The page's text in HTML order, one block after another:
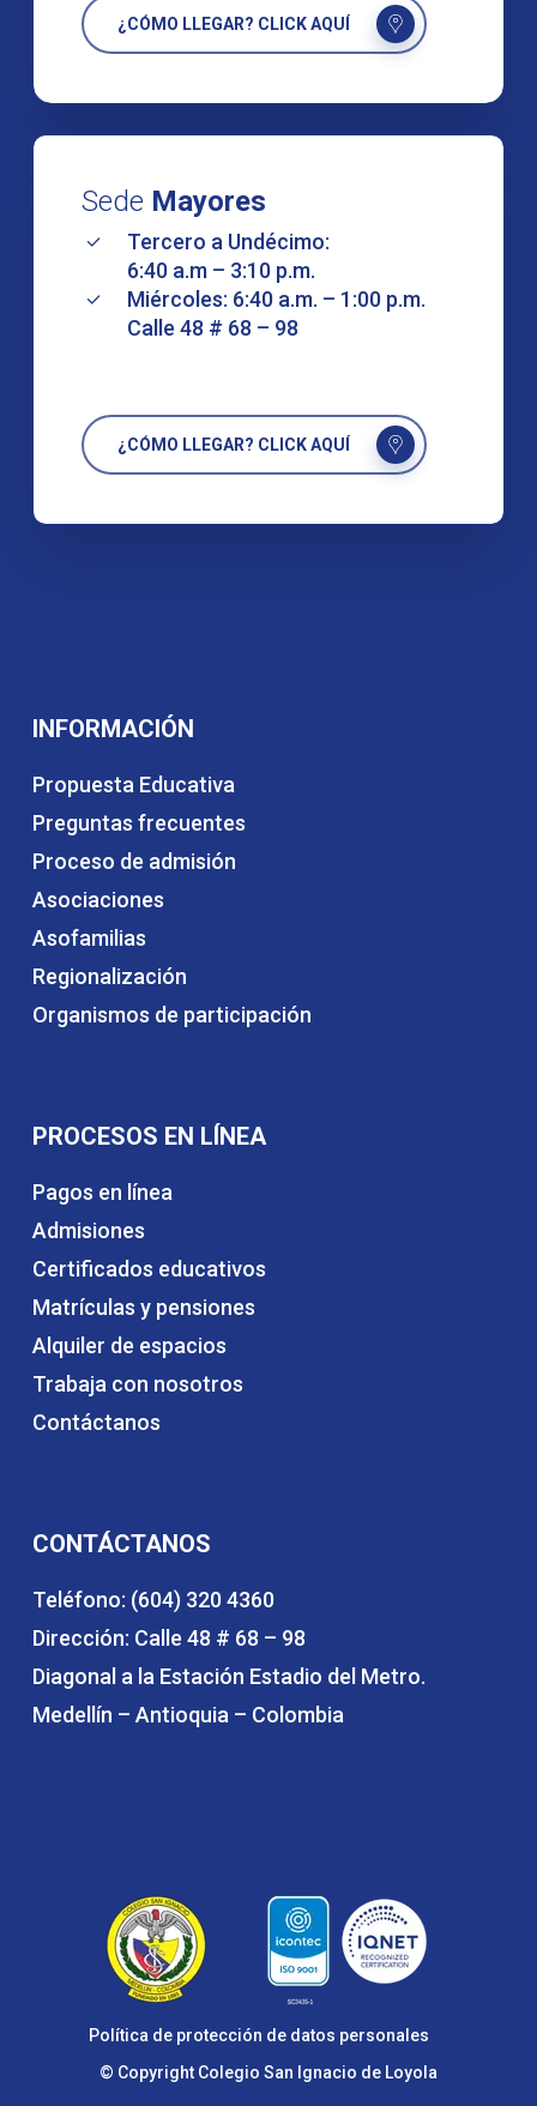
¿CÓMO LLEGAR? CLICK AQUÍ
Sede Mayores
Tercero a Undécimo:
6:40 a.m – 3:10 p.m.
Miércoles: 6:40 a.m. – 1:00 p.m.
Calle 48 # 68 – 98
¿CÓMO LLEGAR? CLICK AQUÍ
INFORMACIÓN
Propuesta Educativa
Preguntas frecuentes
Proceso de admisión
Asociaciones
Asofamilias
Regionalización
Organismos de participación
PROCESOS EN LÍNEA
Pagos en línea
Admisiones
Certificados educativos
Matrículas y pensiones
Alquiler de espacios
Trabaja con nosotros
Contáctanos
CONTÁCTANOS
Teléfono: (604) 320 4360
Dirección: Calle 48 # 68 – 98
Diagonal a la Estación Estadio del Metro.
Medellín – Antioquia – Colombia
Política de protección de datos personales
© Copyright Colegio San Ignacio de Loyola